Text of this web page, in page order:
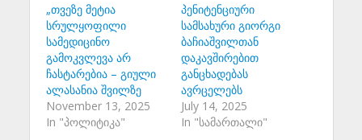
„თვეზე მეტია
სრულყოფილი
სამედიცინო
გამოკვლევა არ
ჩასტარებია – გიული
ალასანია შვილზე
November 13, 2025
In "პოლიტიკა"
პენიტენციური
სამსახური გიორგი
ბაჩიაშვილთან
დაკავშირებით
განცხადებას
ავრცელებს
July 14, 2025
In "სამართალი"